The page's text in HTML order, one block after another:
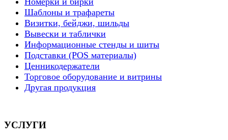
Шаблоны и трафареты
Визитки, бейджи, шильды
Вывески и таблички
Информационные стенды и шиты
Подставки (POS материалы)
Ценникодержатели
Торговое оборудование и витрины
Другая продукция
УСЛУГИ